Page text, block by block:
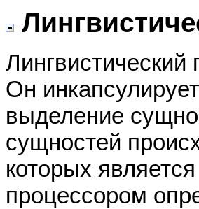
Он
выделение
сущностей
которых является
процессором